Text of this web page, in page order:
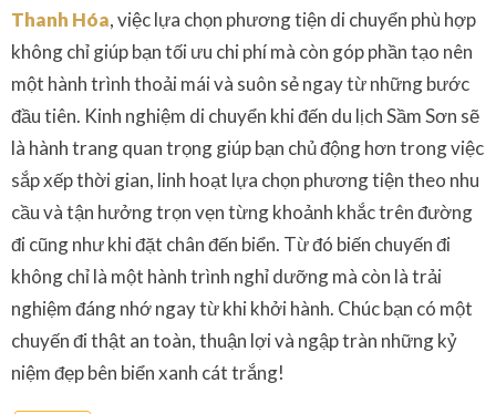
Thanh Hóa, việc lựa chọn phương tiện di chuyển phù hợp
không chỉ giúp bạn tối ưu chi phí mà còn góp phần tạo nên
một hành trình thoải mái và suôn sẻ ngay từ những bước
đầu tiên. Kinh nghiệm di chuyển khi đến du lịch Sầm Sơn sẽ
là hành trang quan trọng giúp bạn chủ động hơn trong việc
sắp xếp thời gian, linh hoạt lựa chọn phương tiện theo nhu
cầu và tận hưởng trọn vẹn từng khoảnh khắc trên đường
đi cũng như khi đặt chân đến biển. Từ đó biến chuyến đi
không chỉ là một hành trình nghỉ dưỡng mà còn là trải
nghiệm đáng nhớ ngay từ khi khởi hành. Chúc bạn có một
chuyến đi thật an toàn, thuận lợi và ngập tràn những kỷ
niệm đẹp bên biển xanh cát trắng!